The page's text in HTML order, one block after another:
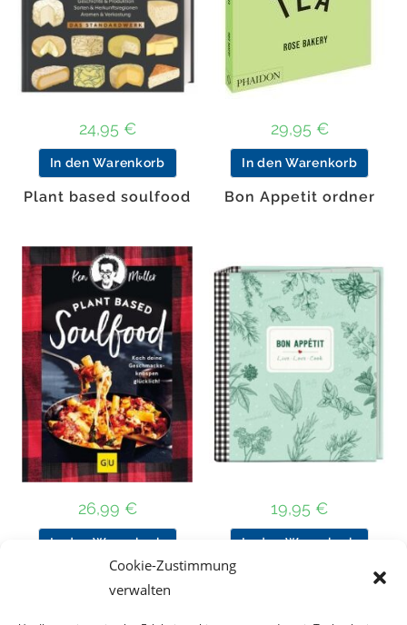
Cookie-Zustimmung
verwalten
24,95 €
In den Warenkorb
29,95 €
In den Warenkorb
Plant based soulfood
26,99 €
In den Warenkorb
Bon Appetit ordner
19,95 €
In den Warenkorb